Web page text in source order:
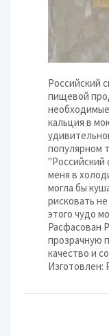
Российский
пищевой
кальция в
популярном
"Российский
меня в
могла бы
рисковать
этого чудо
Расфасован
прозрачную
качество и
Изготовлен: